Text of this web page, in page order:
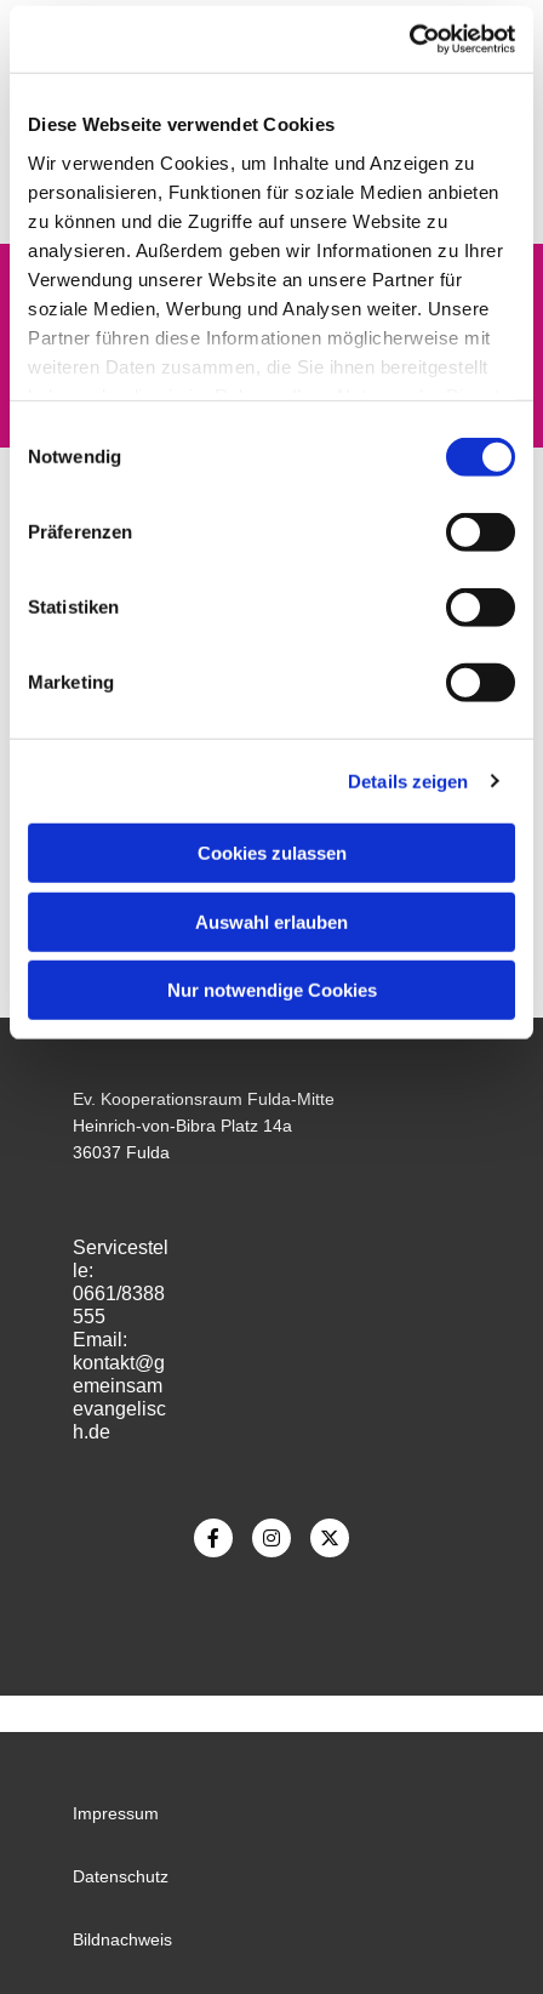
Diese Webseite verwendet Cookies
Wir verwenden Cookies, um Inhalte und Anzeigen zu
personalisieren, Funktionen für soziale Medien anbieten
zu können und die Zugriffe auf unsere Website zu
analysieren. Außerdem geben wir Informationen zu Ihrer
Verwendung unserer Website an unsere Partner für
soziale Medien, Werbung und Analysen weiter. Unsere
Partner führen diese Informationen möglicherweise mit
weiteren Daten zusammen, die Sie ihnen bereitgestellt
Notwendig
Präferenzen
Statistiken
Marketing
Details zeigen
Cookies zulassen
Auswahl erlauben
Nur notwendige Cookies
Dies könnte Sie auch
interessieren
Ev. Kooperationsraum Fulda-Mitte
Heinrich-von-Bibra Platz 14a
36037 Fulda
Servicestel
le:
0661/8388
555
Email:
kontakt@g
emeinsam
evangelisc
h.de
Impressum
Datenschutz
Bildnachweis